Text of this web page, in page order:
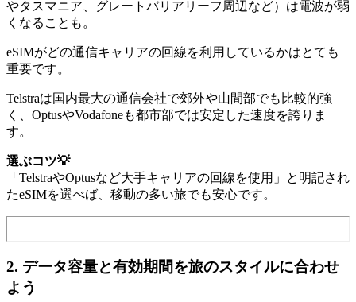
やタスマニア、グレートバリアリーフ周辺など）は電波が弱
くなることも。
eSIMがどの通信キャリアの回線を利用しているかはとても
重要です。
Telstraは国内最大の通信会社で郊外や山間部でも比較的強
く、OptusやVodafoneも都市部では安定した速度を誇りま
す。
選ぶコツ💡
「TelstraやOptusなど大手キャリアの回線を使用」と明記され
たeSIMを選べば、移動の多い旅でも安心です。
2. データ容量と有効期間を旅のスタイルに合わせ
よう